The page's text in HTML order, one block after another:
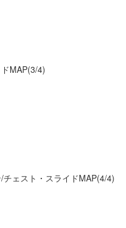
MAP(3/4)
ェスト・スライドMAP(4/4)